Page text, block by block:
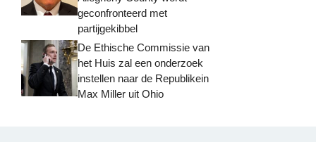
geconfronteerd met
partijgekibbel
De Ethische Commissie van
het Huis zal een onderzoek
instellen naar de Republikein
Max Miller uit Ohio